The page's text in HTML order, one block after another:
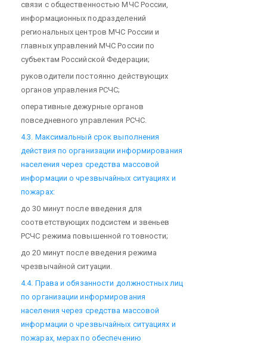
связи с общественностью МЧС России,
информационных подразделений
региональных центров МЧС России и
главных управлений МЧС России по
субъектам Российской Федерации;
руководители постоянно действующих
органов управления РСЧС;
оперативные дежурные органов
повседневного управления РСЧС.
4.3. Максимальный срок выполнения
действия по организации информирования
населения через средства массовой
информации о чрезвычайных ситуациях и
пожарах:
до 30 минут после введения для
соответствующих подсистем и звеньев
РСЧС режима повышенной готовности;
до 20 минут после введения режима
чрезвычайной ситуации.
4.4. Права и обязанности должностных лиц
по организации информирования
населения через средства массовой
информации о чрезвычайных ситуациях и
пожарах, мерах по обеспечению